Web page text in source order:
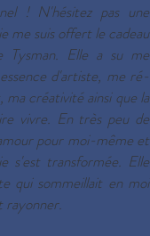
! N'hésitez pas une
me suis offert le cadeau
Elle a su me
d'artiste, me ré-
ma créativité ainsi que la
vivre. En très peu de
pour moi-même et
s'est transformée. Elle
qui sommeillait en moi